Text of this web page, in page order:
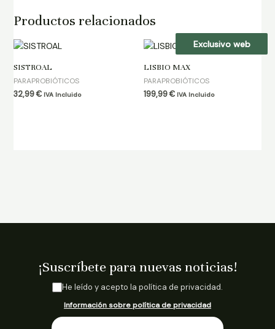
Productos relacionados
SISTROAL
PARAPROBIÓTICOS
32,99€ IVA Incluido
Exclusivo web
LISBIO MAX
PARAPROBIÓTICOS
199,99€ IVA Incluido
¡Suscríbete para nuevas noticias!
C
s
i
He leído y acepto la política de privacidad.
Información sobre política de privacidad